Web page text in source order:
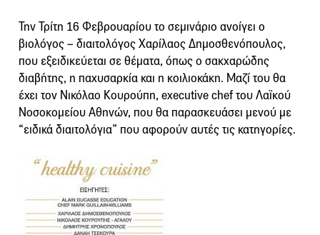
Την Τρίτη 16 Φεβρουαρίου το σεμινάριο ανοίγει ο
βιολόγος – διαιτολόγος Χαρίλαος Δημοσθενόπουλος,
που εξειδικεύεται σε θέματα, όπως ο σακχαρώδης
διαβήτης, η παχυσαρκία και η κοιλιοκάκη. Μαζί του θα
έχει τον Νικόλαο Κουρούπη, executive chef του Λαϊκού
Νοσοκομείου Αθηνών, που θα παρασκευάσει μενού με
“ειδικά διαιτολόγια” που αφορούν αυτές τις κατηγορίες.